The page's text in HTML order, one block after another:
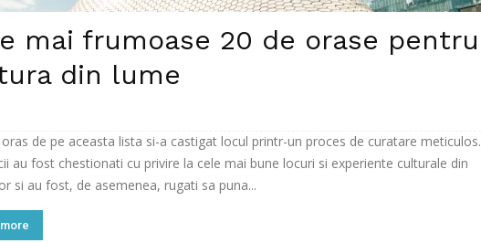
mai frumoase 20 de orase pentru
din lume
oras de pe aceasta lista si-a castigat locul printr-un proces de curatare meticulos.
au fost chestionati cu privire la cele mai bune locuri si experiente culturale din
si au fost, de asemenea, rugati sa puna...